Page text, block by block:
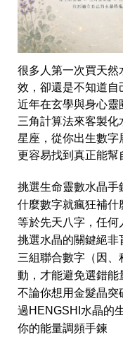
很多人第一次買天然
效，卻還是不知道自
近年在玄學與身心靈
三角計算法來客製
星座，從你出生數字
更容易找到真正能幫
挑選生命靈數水晶手
什麼數字就瘋狂補什
等於先天八字，任何
挑選水晶的關鍵絕非
三組聯合數字（因
動，才能避免選錯能
不論你想用金髮晶突
過HENGSHI水晶的
你的能量調頻手鍊